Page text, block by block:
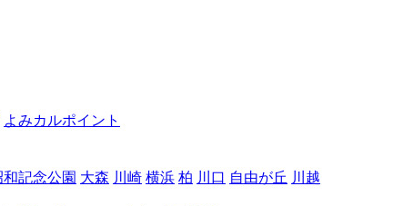
よみカルポイント
和記念公園 大森 川崎 横浜 柏 川口 自由が丘 川越